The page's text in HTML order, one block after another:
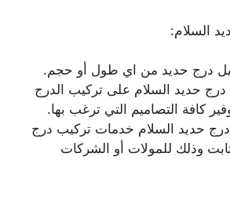
السلام:
درج حديد من اي طول أو حجم.
حديد السلام على تركيب الدرج
كافة التصاميم التي ترغب بها.
درج حديد السلام خدمات تركيب درج
وذلك للمولات أو الشركات